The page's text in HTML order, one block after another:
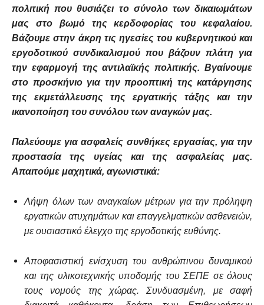
πολιτική που θυσιάζει το σύνολο των δικαιωμάτων
μας στο βωμό της κερδοφορίας του κεφαλαίου.
Βάζουμε στην άκρη τις ηγεσίες του κυβερνητικού και
εργοδοτικού συνδικαλισμού που βάζουν πλάτη για
την εφαρμογή της αντιλαϊκής πολιτικής. Βγαίνουμε
στο προσκήνιο για την προοπτική της κατάργησης
της εκμετάλλευσης της εργατικής τάξης και την
ικανοποίηση του συνόλου των αναγκών μας.
Παλεύουμε για ασφαλείς συνθήκες εργασίας, για την
προστασία της υγείας και της ασφαλείας μας.
Απαιτούμε μαχητικά, αγωνιστικά:
Λήψη όλων των αναγκαίων μέτρων για την πρόληψη
εργατικών ατυχημάτων και επαγγελματικών ασθενειών,
με ουσιαστικό έλεγχο της εργοδοτικής ευθύνης.
Αποφασιστική ενίσχυση του ανθρώπινου δυναμικού
και της υλικοτεχνικής υποδομής του ΣΕΠΕ σε όλους
τους νομούς της χώρας. Συνδυασμένη, με σαφή